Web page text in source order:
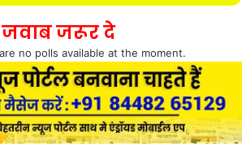
जवाब जरूर दे
no polls available at the moment.